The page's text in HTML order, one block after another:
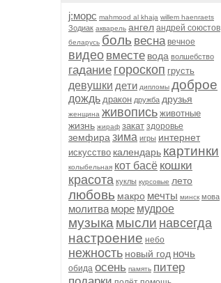
j:морс mahmood al khaja willem haenraets
Зодиак акварель ангел андрей союстов
беларусь боль весна вечное
видео вместе вода волшебство
гадание гороскоп грусть
девушки дети дипломы доброе
дождь дракон дружба друзья
женщина живопись животные
жизнь жираф закат здоровье
земфира зима игры интернет
искусство календарь картинки
колыбельная кот басё кошки
красота куклы курсовые лето
любовь макро мечты минск мова
молитва море мудрое
музыка мысли навсегда
настроение небо
нежность новый год ночь
обида осень память питер